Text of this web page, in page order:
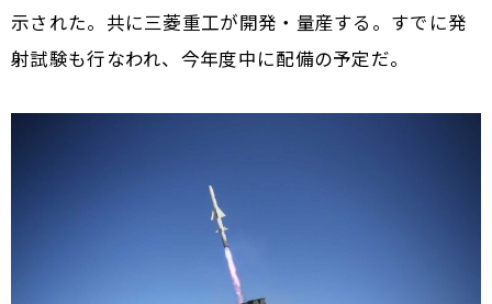
示された。共に三菱重工が開発・量産する。すでに発
射試験も行なわれ、今年度中に配備の予定だ。